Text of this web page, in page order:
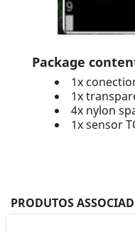
Package
1x
1x
4x nylon
1x sensor
PRODUTOS